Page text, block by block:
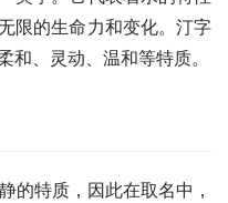
限的生命力和变化。汀字
、灵动、温和等特质。
的特质，因此在取名中，